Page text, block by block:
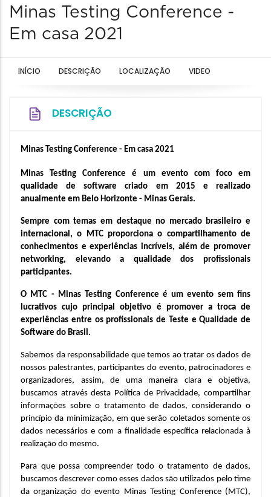
Minas Testing Conference -
Em casa 2021
INÍCIO DESCRIÇÃO LOCALIZAÇÃO VIDEO
DESCRIÇÃO
Minas Testing Conference - Em casa 2021
Minas Testing Conference é um evento com foco em
qualidade de software criado em 2015 e realizado
anualmente em Belo Horizonte - Minas Gerais.
Sempre com temas em destaque no mercado brasileiro e
internacional, o MTC proporciona o compartilhamento de
conhecimentos e experiências incríveis, além de promover
networking, elevando a qualidade dos profissionais
participantes.
O MTC - Minas Testing Conference é um evento sem fins
lucrativos cujo principal objetivo é promover a troca de
experiências entre os profissionais de Teste e Qualidade de
Software do Brasil.
Sabemos da responsabilidade que temos ao tratar os dados de
nossos palestrantes, participantes do evento, patrocinadores e
organizadores, assim, de uma maneira clara e objetiva,
buscamos através desta Política de Privacidade, compartilhar
informações sobre o tratamento de dados, considerando o
princípio da minimização, em que serão coletados somente os
dados necessários e com a finalidade específica relacionada à
realização do mesmo.
Para que possa compreender todo o tratamento de dados,
buscamos descrever como esses dados são utilizados pelo time
da organização do evento Minas Testing Conference (MTC),